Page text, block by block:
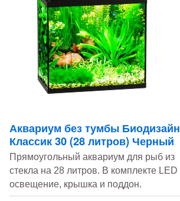
Аквариум без тумбы Биодизайн
Классик 30 (28 литров) Черный
Прямоугольный аквариум для рыб из
стекла на 28 литров. В комплекте LED
освещение, крышка и поддон.